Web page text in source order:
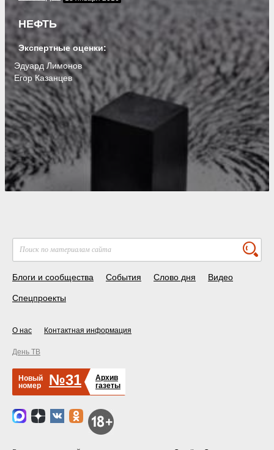
НЕФТЬ
Экспертные оценки:
Эдуард Лимонов
Егор Казанцев
Блоги и сообщества События Слово дня Видео
Спецпроекты
О нас Контактная информация
День ТВ
Новый
номер
№31
Архив
газеты